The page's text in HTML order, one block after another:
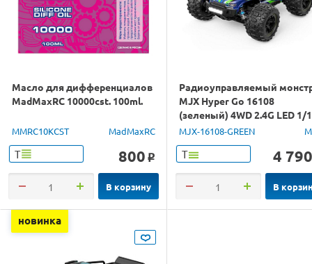
Масло для дифференциалов
MadMaxRC 10000cst. 100ml.
MMRC10KCST MadMaxRC
Т 800 o
В корзину
Радиоуправляемый
MJX Hyper Go 16108
(зеленый) 4WD 2.4G LED 1/
RTR
MJX-16108-GREEN
Т 4 790
В
новинка